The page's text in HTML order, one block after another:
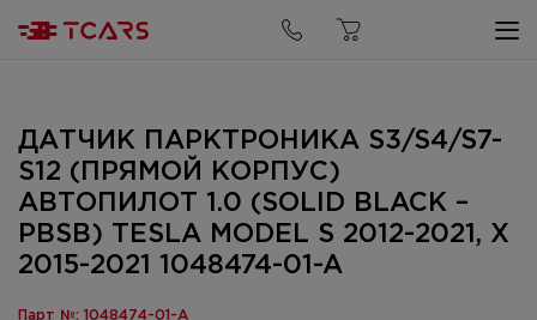
ДАТЧИК ПАРКТРОНИКА S3/S4/S7-
S12 (ПРЯМОЙ КОРПУС)
АВТОПИЛОТ 1.0 (SOLID BLACK –
PBSB) TESLA MODEL S 2012-2021, X
2015-2021 1048474-01-A
Парт №: 1048474-01-A